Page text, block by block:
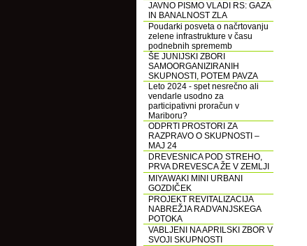
JAVNO PISMO VLADI RS: GAZA
IN BANALNOST ZLA
Poudarki posveta o načrtovanju
zelene infrastrukture v času
podnebnih sprememb
ŠE JUNIJSKI ZBORI
SAMOORGANIZIRANIH
SKUPNOSTI, POTEM PAVZA
Leto 2024 - spet nesrečno ali
vendarle usodno za
participativni proračun v
Mariboru?
ODPRTI PROSTORI ZA
RAZPRAVO O SKUPNOSTI –
MAJ 24
DREVESNICA POD STREHO,
PRVA DREVESCA ŽE V ZEMLJI
MIYAWAKI MINI URBANI
GOZDIČEK
PROJEKT REVITALIZACIJA
NABREŽJA RADVANJSKEGA
POTOKA
VABLJENI NA APRILSKI ZBOR V
SVOJI SKUPNOSTI